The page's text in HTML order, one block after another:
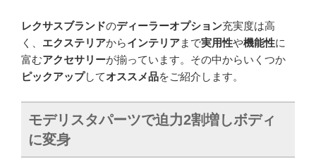
レクサスブランドのディーラーオプション充実度は高
く、 エクステリアからインテリアまで実用性や機能性に
富むアクセサリーが揃っています。その中からいくつか
ピックアップしてオススメ品をご紹介します。
モデリスタパーツで迫力2割増しボディ
に変身